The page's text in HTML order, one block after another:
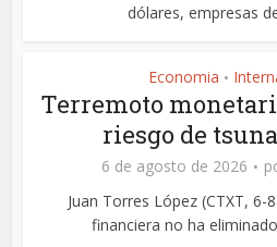
dólares, empresas
Economia •
Terremoto
riesgo de
6 de agosto de 2026
Juan Torres López (CTXT, 6-
financiera no ha